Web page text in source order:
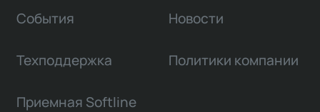
События Новости
Техподдержка Политики компании
Приемная Softline